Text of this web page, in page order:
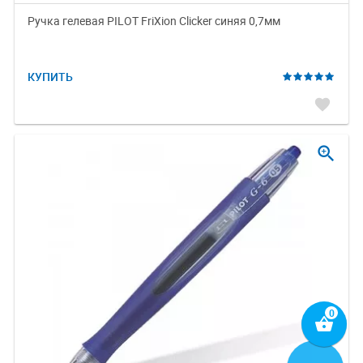
shopping_basket
Ручка гелевая PILOT FriXion Clicker синяя 0,7мм
КУПИТЬ
favorite
zoom_in